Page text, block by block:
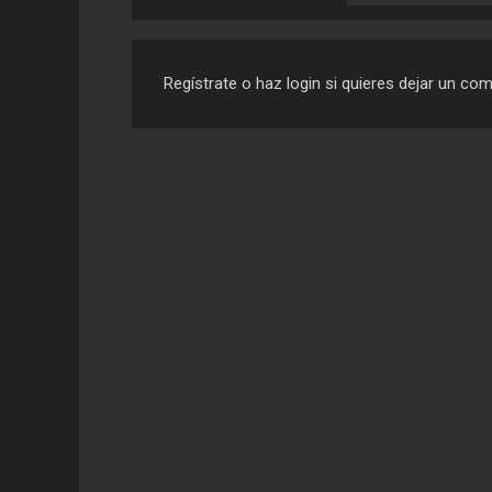
Regístrate o haz login si quieres dejar un